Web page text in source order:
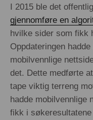
I 2015 ble det
gjennomføre en
hvilke sider som fikk
Oppdateringen
mobilvennlige
det. Dette medførte
tape viktig terreng
hadde mobilvennlige
fikk i